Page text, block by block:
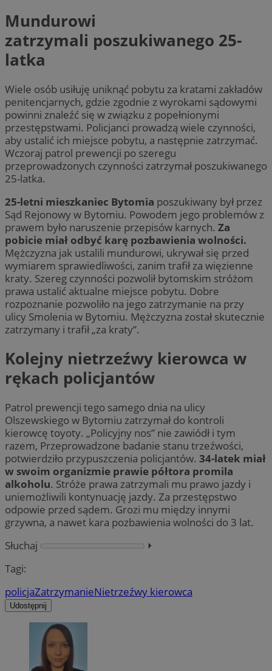
Mundurowi
zatrzymali poszukiwanego 25-
latka
Wiele osób usiłuję uniknąć pobytu za kratami zakładów
penitencjarnych, gdzie zgodnie z wyrokami sądowymi
powinni znaleźć się w związku z popełnionymi
przestępstwami. Policjanci prowadzą wiele czynności,
aby ustalić ich miejsce pobytu, a następnie zatrzymać.
Wczoraj patrol prewencji po szeregu
przeprowadzonych czynności zatrzymał poszukiwanego
25-latka.
25-letni mieszkaniec Bytomia poszukiwany był przez
Sąd Rejonowy w Bytomiu. Powodem jego problemów z
prawem było naruszenie przepisów karnych. Za
pobicie miał odbyć karę pozbawienia wolności.
Mężczyzna jak ustalili mundurowi, ukrywał się przed
wymiarem sprawiedliwości, zanim trafił za więzienne
kraty. Szereg czynności pozwolił bytomskim stróżom
prawa ustalić aktualne miejsce pobytu. Dobre
rozpoznanie pozwoliło na jego zatrzymanie na przy
ulicy Smolenia w Bytomiu. Mężczyzna został skutecznie
zatrzymany i trafił „za kraty”.
Kolejny nietrzeźwy kierowca w
rękach policjantów
Patrol prewencji tego samego dnia na ulicy
Olszewskiego w Bytomiu zatrzymał do kontroli
kierowcę toyoty. „Policyjny nos” nie zawiódł i tym
razem, Przeprowadzone badanie stanu trzeźwości,
potwierdziło przypuszczenia policjantów. 34-latek miał
w swoim organizmie prawie półtora promila
alkoholu. Stróże prawa zatrzymali mu prawo jazdy i
uniemożliwili kontynuację jazdy. Za przestępstwo
odpowie przed sądem. Grozi mu między innymi
grzywna, a nawet kara pozbawienia wolności do 3 lat.
Słuchaj
⏵︎
Tagi:
policjaZatrzymanieNietrzeźwy kierowca
Udostępnij